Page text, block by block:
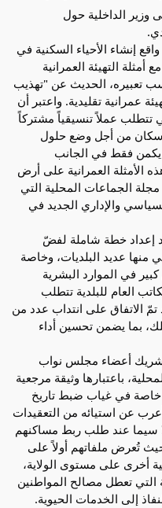
وزير الداخلية حول
إنشاء الأحياء السكنية في
التهيئة العمرانية
تعبيره، الحديث عن "تهذيب
عمرانية تقليدية. واعتبر أن
تتطلب عملاً تنسيقياً مشتركاً
من أجل وضع حلول
يكمن فقط في الجانب
الأمثلة العمرانية على أرض
الجماعات المحلية التي
والإداري الجديد في
إعداد خطة شاملة لفضّ
منها عديد البلديات، وخاصة
في الموارد البشرية
العام للبلدية تتطلب
تمّ الاتفاق على انتداب عدد من
بما يضمن تحسين أداء
أعضاء مجلس نواب
باعتبارها وثيقة مرجعية
خاصة في غياب ضبط تاريخ
أعرب عن استيائه من التعقيدات
لا سيما عند طلب ربط مساكنهم
تُعرض ملفاتهم أولاً على
أخرى على مستوى الولاية،
التي تعطل مصالح المواطنين
إلى الخدمات الحيوية.